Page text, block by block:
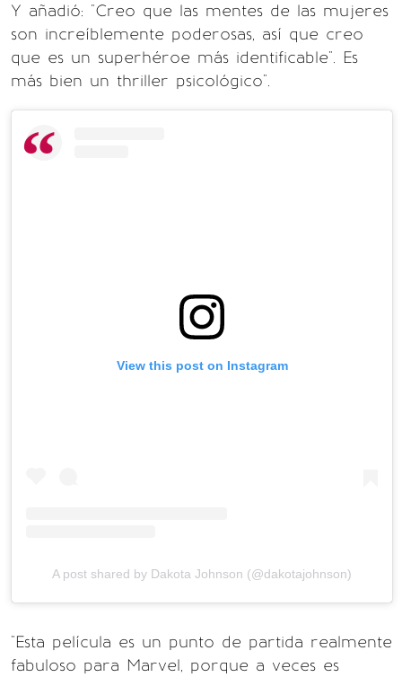
Y añadió: "Creo que las mentes de las mujeres
son increíblemente poderosas, así que creo
que es un superhéroe más identificable". Es
más bien un thriller psicológico".
View this post on Instagram
A post shared by Dakota Johnson (@dakotajohnson)
"Esta película es un punto de partida realmente
fabuloso para Marvel, porque a veces es